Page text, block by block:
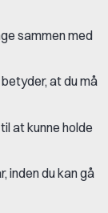
sammen med
at du må
at kunne holde
inden du kan gå